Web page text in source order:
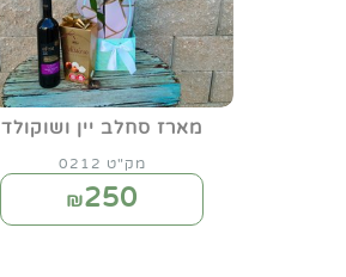
מארז סחלב יין ושוקולד
מק"ט 0212
₪250